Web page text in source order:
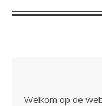
Welkom op de